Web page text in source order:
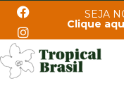
SEJA
Clique